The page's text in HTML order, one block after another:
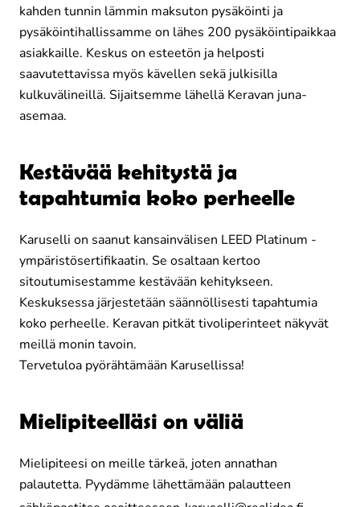
kahden tunnin lämmin maksuton pysäköinti ja
pysäköintihallissamme on lähes 200 pysäköintipaikkaa
asiakkaille. Keskus on esteetön ja helposti
saavutettavissa myös kävellen sekä julkisilla
kulkuvälineillä. Sijaitsemme lähellä Keravan juna-
asemaa.
Kestävää kehitystä ja
tapahtumia koko perheelle
Karuselli on saanut kansainvälisen LEED Platinum -
ympäristösertifikaatin. Se osaltaan kertoo
sitoutumisestamme kestävään kehitykseen.
Keskuksessa järjestetään säännöllisesti tapahtumia
koko perheelle. Keravan pitkät tivoliperinteet näkyvät
meillä monin tavoin.
Tervetuloa pyörähtämään Karusellissa!
Mielipiteelläsi on väliä
Mielipiteesi on meille tärkeä, joten annathan
palautetta. Pyydämme lähettämään palautteen